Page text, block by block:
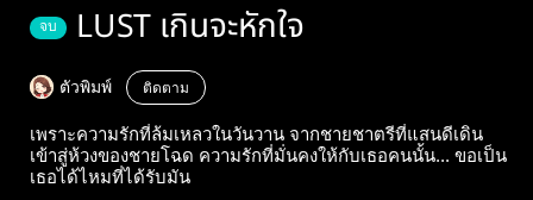
จบ LUST เกินจะหักใจ
ตัวพิมพ์ ติดตาม
เพราะความรักที่ล้มเหลวในวันวาน จากชายชาตรีที่แสนดีเดิน
เข้าสู่ห้วงของชายโฉด ความรักที่มั่นคงให้กับเธอคนนั้น... ขอเป็น
เธอได้ไหมที่ได้รับมัน